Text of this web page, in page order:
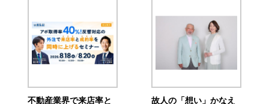
不動産業界で来店率と
故人の「想い」かなえ